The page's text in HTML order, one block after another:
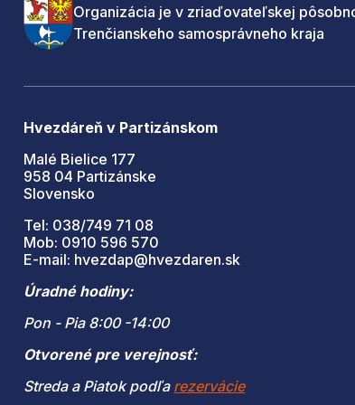
Organizácia je v zriaďovateľskej
Trenčianskeho samosprávneho kraja
Hvezdáreň v Partizánskom
Malé Bielice 177
958 04 Partizánske
Slovensko
Tel: 038/749 71 08
Mob: 0910 596 570
E-mail: hvezdap@hvezdaren.sk
Úradné hodiny:
Pon - Pia 8:00 -14:00
Otvorené pre verejnosť:
Streda a Piatok podľa rezervácie